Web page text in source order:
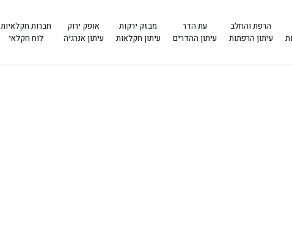
הרפת והחלב
עיתון הרפתות
עת הדר
עיתון ההדרים
מבזק ירקות
עיתון חקלאות
אופק ירוק
עיתון אנרגיה
חברות חקלאיות
לוח חקלאי